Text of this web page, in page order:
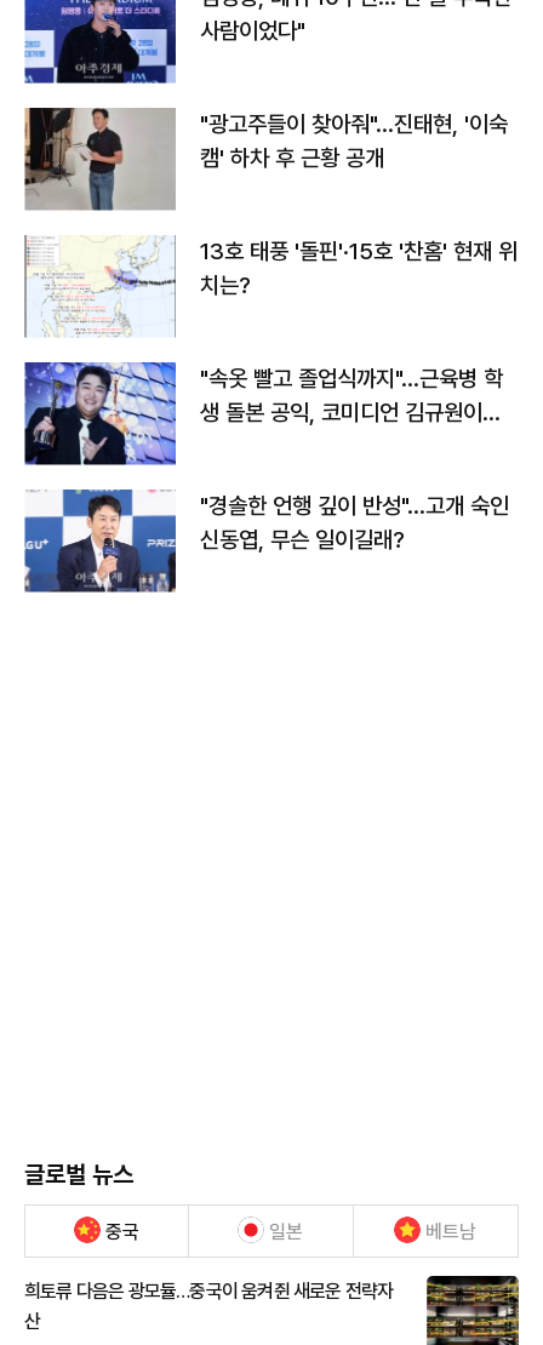
사람이었다"
"광고주들이 찾아줘"…진태현, '이숙
캠' 하차 후 근황 공개
13호 태풍 '돌핀'·15호 '찬홈' 현재 위
치는?
"속옷 빨고 졸업식까지"…근육병 학
생 돌본 공익, 코미디언 김규원이었
"경솔한 언행 깊이 반성"…고개 숙인
신동엽, 무슨 일이길래?
글로벌 뉴스
중국 일본 베트남
희토류 다음은 광모듈…중국이 움켜쥔 새로운 전략자
산